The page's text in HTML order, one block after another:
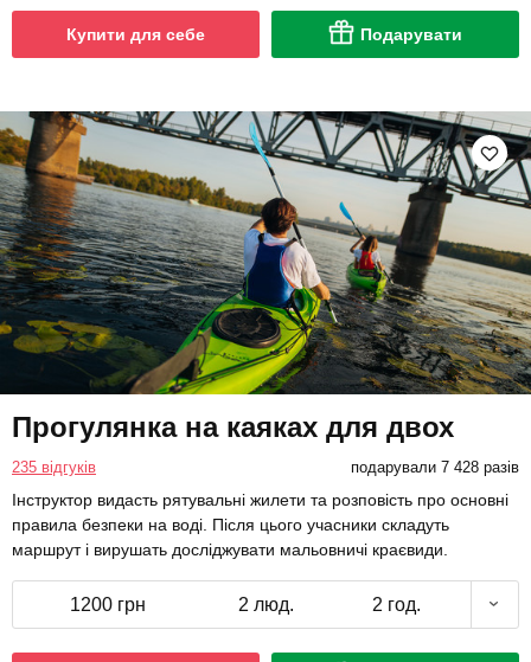
Купити для себе Подарувати
Прогулянка на каяках для двох
235 відгуків подарували 7 428 разів
Інструктор видасть рятувальні жилети та розповість про основні
правила безпеки на воді. Після цього учасники складуть
маршрут і вирушать досліджувати мальовничі краєвиди.
1200 грн 2 люд. 2 год.